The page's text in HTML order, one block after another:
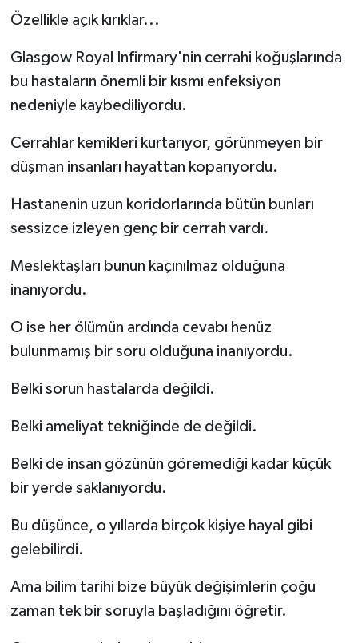
Özellikle açık kırıklar...
Glasgow Royal Infirmary'nin cerrahi koğuşlarında
bu hastaların önemli bir kısmı enfeksiyon
nedeniyle kaybediliyordu.
Cerrahlar kemikleri kurtarıyor, görünmeyen bir
düşman insanları hayattan koparıyordu.
Hastanenin uzun koridorlarında bütün bunları
sessizce izleyen genç bir cerrah vardı.
Meslektaşları bunun kaçınılmaz olduğuna
inanıyordu.
O ise her ölümün ardında cevabı henüz
bulunmamış bir soru olduğuna inanıyordu.
Belki sorun hastalarda değildi.
Belki ameliyat tekniğinde de değildi.
Belki de insan gözünün göremediği kadar küçük
bir yerde saklanıyordu.
Bu düşünce, o yıllarda birçok kişiye hayal gibi
gelebilirdi.
Ama bilim tarihi bize büyük değişimlerin çoğu
zaman tek bir soruyla başladığını öğretir.